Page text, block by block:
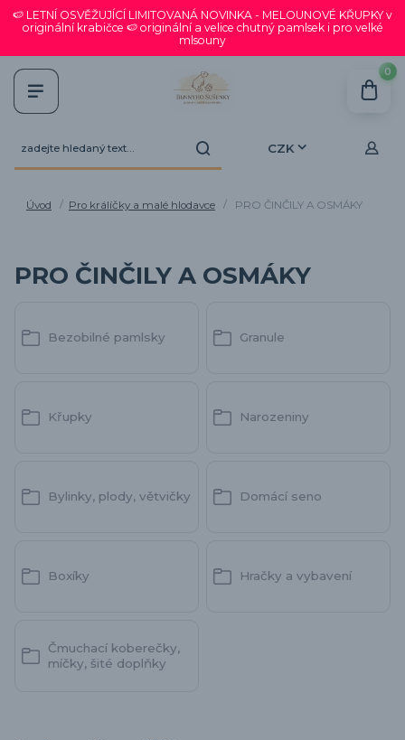
🍉 LETNÍ OSVĚŽUJÍCÍ LIMITOVANÁ NOVINKA - MELOUNOVÉ KŘUPKY v
originální krabičce 🍉 originální a velice chutný pamlsek i pro velké
mlsouny
CZK
0
Úvod Pro králíčky a malé hlodavce PRO ČINČILY A OSMÁKY
PRO ČINČILY A OSMÁKY
Bezobilné pamlsky Granule
Křupky Narozeniny
Bylinky, plody, větvičky Domácí seno
Boxíky Hračky a vybavení
Čmuchací koberečky,
míčky, šité doplňky